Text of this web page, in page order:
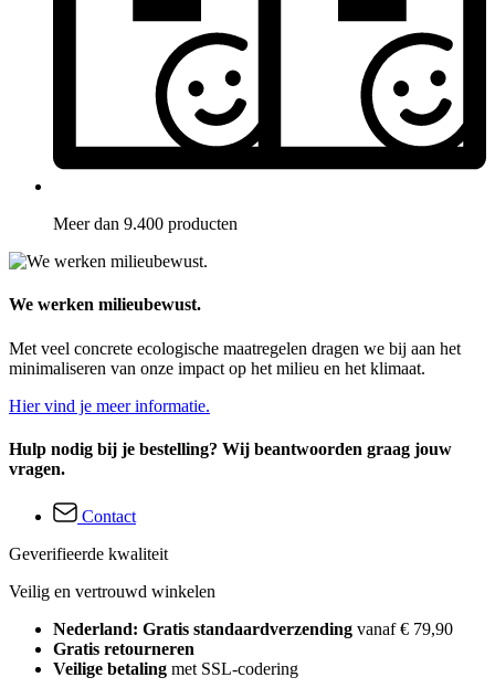
Meer dan 9.400 producten
We werken milieubewust.
Met veel concrete ecologische maatregelen dragen we bij aan het
minimaliseren van onze impact op het milieu en het klimaat.
Hier vind je meer informatie.
Hulp nodig bij je bestelling? Wij beantwoorden graag jouw
vragen.
Contact
Geverifieerde kwaliteit
Veilig en vertrouwd winkelen
Nederland: Gratis standaardverzending vanaf € 79,90
Gratis retourneren
Veilige betaling met SSL-codering